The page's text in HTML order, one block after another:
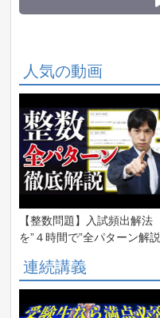
人気の動画
【整数問題】入試頻出解法
を”４時間で”全パターン解説
連続講義